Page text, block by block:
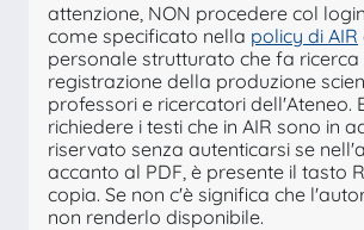
attenzione, NON procedere col
come specificato nella policy di AIR
personale strutturato che fa ricerca
registrazione della produzione
professori e ricercatori dell'Ateneo.
richiedere i testi che in AIR sono in
riservato senza autenticarsi se
accanto al PDF, è presente il tasto
copia. Se non c'è significa che
non renderlo disponibile.